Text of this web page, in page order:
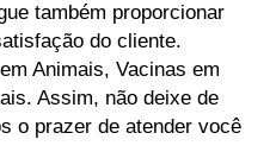
também proporcionar
do cliente.
Animais, Vacinas em
Assim, não deixe de
o prazer de atender você